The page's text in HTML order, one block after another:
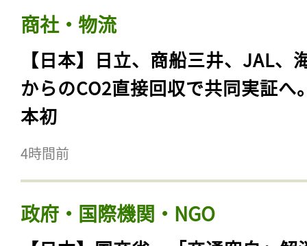
商社・物流
【日本】日立、商船三井、JAL、
からのCO2直接回収で共同実証へ
本初
4時間前
政府・国際機関・NGO